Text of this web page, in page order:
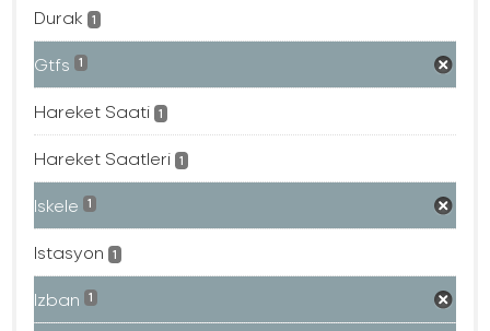
Durak 1
Gtfs 1
Hareket Saati 1
Hareket Saatleri 1
Iskele 1
Istasyon 1
Izban 1